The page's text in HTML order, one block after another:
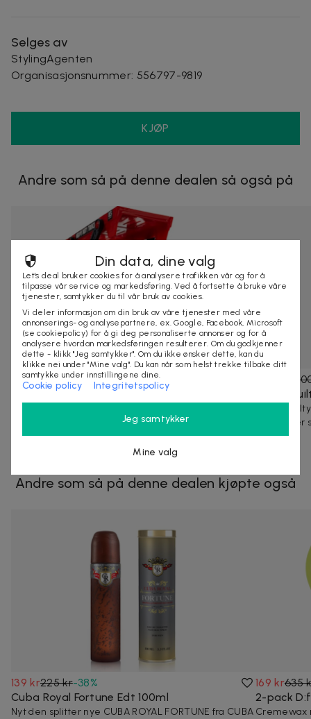
Selges av
StylingAgenten
Organisasjonsnummer: 556797-9819
KJØP
Andre som så på denne dealen så også på
299 kr499 kr-40%
Lekebiler med transportbil / 7-delt sett for
Transportsett med biler og bergingsbil – morsomt
lekesett som inspirerer til fartsfylte ev...
1
Gucci
Gucci
Andre som så på denne dealen kjøpte også
139 kr225 kr-38%
Cuba Royal Fortune Edt 100ml
Nyt den splitter nye CUBA ROYAL FORTUNE fra CUBA
169 kr635
2-pack
Cremewax
Din data, dine valg
Let's deal bruker cookies for å analysere trafikken vår og for å
tilpasse vår service og markedsføring. Ved å fortsette å bruke våre
tjenester, samtykker du til vår bruk av cookies.
Vi deler informasjon om din bruk av våre tjenester med våre
annonserings- og analysepartnere, ex. Google, Facebook, Microsoft
(se cookiepolicy) for å gi deg personaliserte annonser og for å
analysere hvordan markedsføringen resulterer. Om du godkjenner
dette - klikk "Jeg samtykker". Om du ikke ønsker dette, kan du
klikke nei under "Mine valg". Du kan når som helst trekke tilbake ditt
samtykke under innstillingene dine.
Cookie policy Integritetspolicy
Jeg samtykker
Mine valg